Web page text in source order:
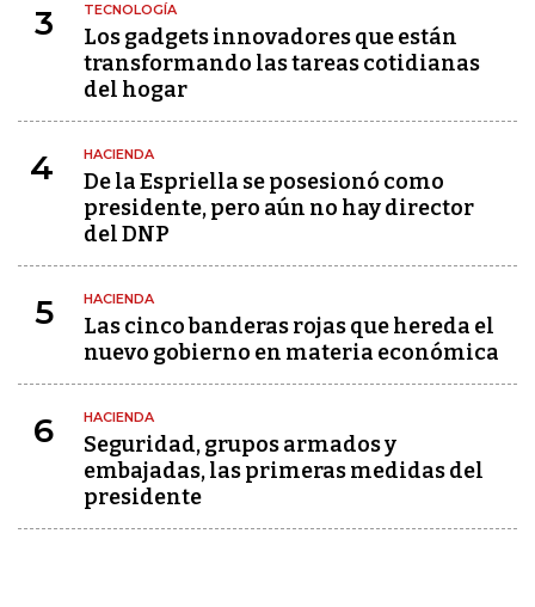
3 TECNOLOGÍA
Los gadgets innovadores que están
transformando las tareas cotidianas
del hogar
4 HACIENDA
De la Espriella se posesionó como
presidente, pero aún no hay director
del DNP
5 HACIENDA
Las cinco banderas rojas que hereda el
nuevo gobierno en materia económica
6 HACIENDA
Seguridad, grupos armados y
embajadas, las primeras medidas del
presidente